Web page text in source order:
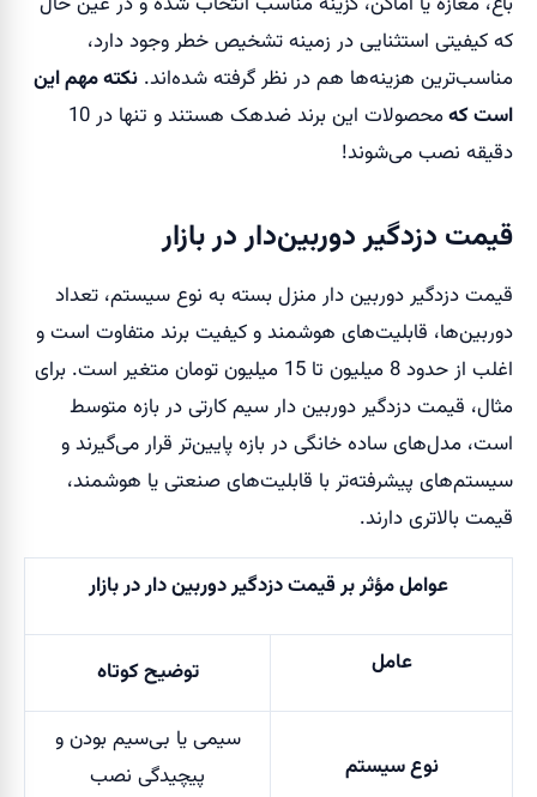
که کیفیتی استثنایی در زمینه تشخیص خطر وجود دارد،
مناسب‌ترین هزینه‌ها هم در نظر گرفته شده‌اند. نکته مهم این
است که
محصولات این برند ضدهک هستند و تنها در 10
دقیقه نصب می‌شوند!
قیمت دزدگیر دوربین‌دار در بازار
قیمت دزدگیر دوربین دار منزل بسته به نوع سیستم، تعداد
دوربین‌ها، قابلیت‌های هوشمند و کیفیت برند متفاوت است و
اغلب از حدود 8 میلیون تا 15 میلیون تومان متغیر است. برای
مثال، قیمت دزدگیر دوربین دار سیم کارتی در بازه متوسط
است، مدل‌های ساده خانگی در بازه پایین‌تر قرار می‌گیرند و
سیستم‌های پیشرفته‌تر با قابلیت‌های صنعتی یا هوشمند،
قیمت بالاتری دارند.
عوامل مؤثر بر قیمت دزدگیر دوربین دار در بازار
عامل توضیح کوتاه
نوع سیستم
سیمی یا بی‌سیم بودن و
پیچیدگی نصب